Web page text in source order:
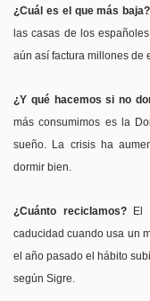
¿Cuál es el que más baja?
las casas de los
aún así factura millones de
¿Y qué hacemos si no
más consumimos es la
sueño. La crisis ha
dormir bien.
¿Cuánto reciclamos?El
caducidad cuando usa un
el año pasado el hábito
según Sigre.